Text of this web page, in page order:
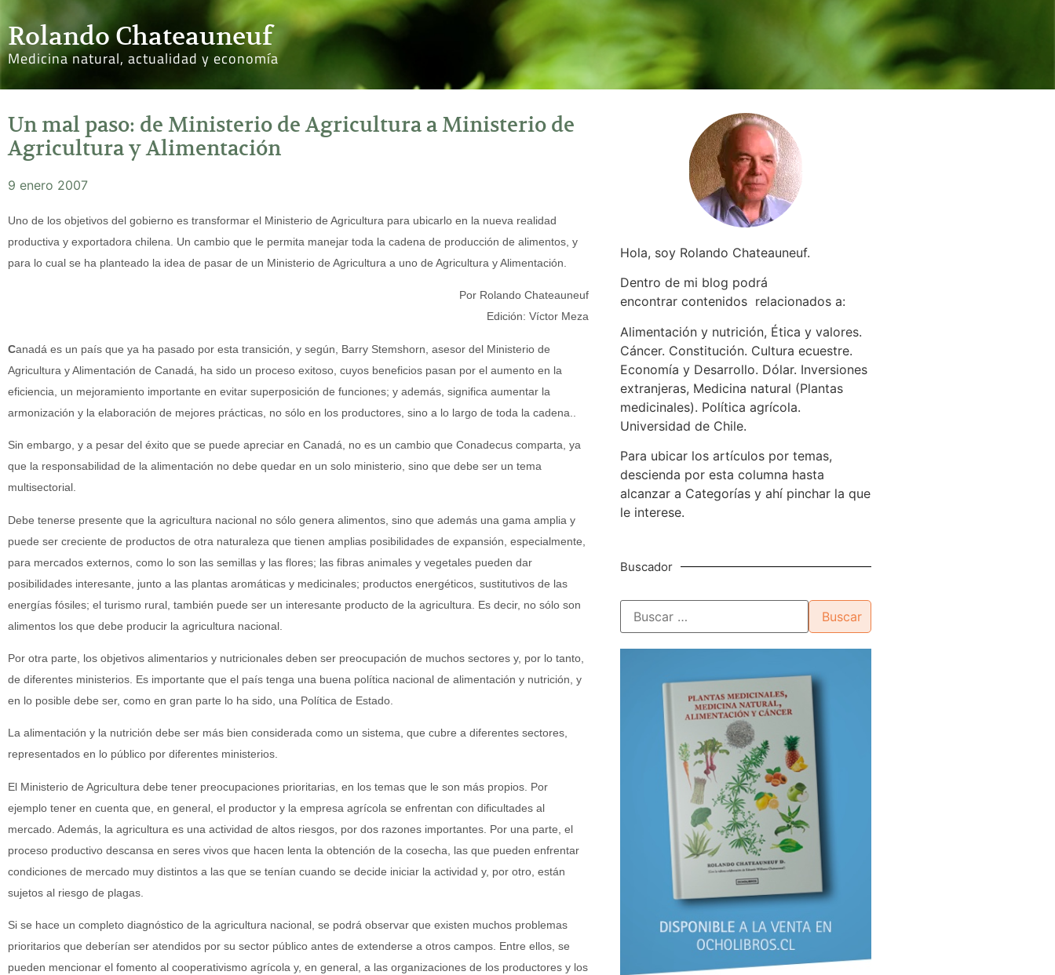
Rolando Chateauneuf
Medicina natural, actualidad y economía
Un mal paso: de Ministerio de Agricultura a Ministerio de
Agricultura y Alimentación
9 enero 2007
Uno de los objetivos del gobierno es transformar el Ministerio de Agricultura para ubicarlo en la nueva realidad
productiva y exportadora chilena. Un cambio que le permita manejar toda la cadena de producción de alimentos, y
para lo cual se ha planteado la idea de pasar de un Ministerio de Agricultura a uno de Agricultura y Alimentación.
Por Rolando Chateauneuf
Edición: Víctor Meza
Canadá es un país que ya ha pasado por esta transición, y según, Barry Stemshorn, asesor del Ministerio de
Agricultura y Alimentación de Canadá, ha sido un proceso exitoso, cuyos beneficios pasan por el aumento en la
eficiencia, un mejoramiento importante en evitar superposición de funciones; y además, significa aumentar la
armonización y la elaboración de mejores prácticas, no sólo en los productores, sino a lo largo de toda la cadena..
Sin embargo, y a pesar del éxito que se puede apreciar en Canadá, no es un cambio que Conadecus comparta, ya
que la responsabilidad de la alimentación no debe quedar en un solo ministerio, sino que debe ser un tema
multisectorial.
Debe tenerse presente que la agricultura nacional no sólo genera alimentos, sino que además una gama amplia y
puede ser creciente de productos de otra naturaleza que tienen amplias posibilidades de expansión, especialmente,
para mercados externos, como lo son las semillas y las flores; las fibras animales y vegetales pueden dar
posibilidades interesante, junto a las plantas aromáticas y medicinales; productos energéticos, sustitutivos de las
energías fósiles; el turismo rural, también puede ser un interesante producto de la agricultura. Es decir, no sólo son
alimentos los que debe producir la agricultura nacional.
Por otra parte, los objetivos alimentarios y nutricionales deben ser preocupación de muchos sectores y, por lo tanto,
de diferentes ministerios. Es importante que el país tenga una buena política nacional de alimentación y nutrición, y
en lo posible debe ser, como en gran parte lo ha sido, una Política de Estado.
La alimentación y la nutrición debe ser más bien considerada como un sistema, que cubre a diferentes sectores,
representados en lo público por diferentes ministerios.
El Ministerio de Agricultura debe tener preocupaciones prioritarias, en los temas que le son más propios. Por
ejemplo tener en cuenta que, en general, el productor y la empresa agrícola se enfrentan con dificultades al
mercado. Además, la agricultura es una actividad de altos riesgos, por dos razones importantes. Por una parte, el
proceso productivo descansa en seres vivos que hacen lenta la obtención de la cosecha, las que pueden enfrentar
condiciones de mercado muy distintos a las que se tenían cuando se decide iniciar la actividad y, por otro, están
sujetos al riesgo de plagas.
Si se hace un completo diagnóstico de la agricultura nacional, se podrá observar que existen muchos problemas
prioritarios que deberían ser atendidos por su sector público antes de extenderse a otros campos. Entre ellos, se
pueden mencionar el fomento al cooperativismo agrícola y, en general, a las organizaciones de los productores y los
Hola, soy Rolando Chateauneuf.
Dentro de mi blog podrá
encontrar contenidos relacionados a:
Alimentación y nutrición, Ética y valores.
Cáncer. Constitución. Cultura ecuestre.
Economía y Desarrollo. Dólar. Inversiones
extranjeras, Medicina natural (Plantas
medicinales). Política agrícola.
Universidad de Chile.
Para ubicar los artículos por temas,
descienda por esta columna hasta
alcanzar a Categorías y ahí pinchar la que
le interese.
Buscador